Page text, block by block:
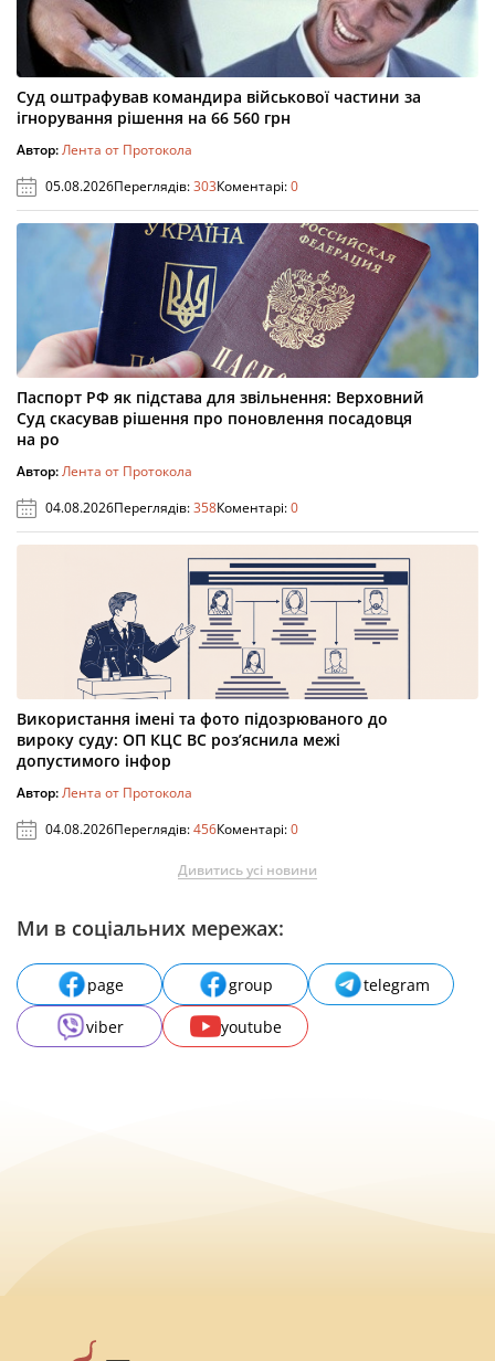
Суд оштрафував командира військової частини за
ігнорування рішення на 66 560 грн
Автор:Лента от Протокола
05.08.2026Переглядів:303Коментарі:0
Паспорт РФ як підстава для звільнення: Верховний
Суд скасував рішення про поновлення посадовця
на ро
Автор:Лента от Протокола
04.08.2026Переглядів:358Коментарі:0
Використання імені та фото підозрюваного до
вироку суду: ОП КЦС ВС роз’яснила межі
допустимого інфор
Автор:Лента от Протокола
04.08.2026Переглядів:456Коментарі:0
Дивитись усі новини
Ми в соціальних мережах:
page group
telegram
viber
youtube